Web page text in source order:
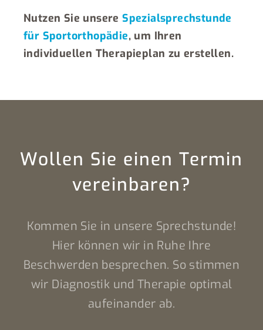
Nutzen Sie unsereSpezialsprechstunde
für Sportorthopädie, um Ihren
individuellen Therapieplan zu erstellen.
Wollen Sie einen Termin
vereinbaren?
Kommen Sie in unsere Sprechstunde!
Hier können wir in Ruhe Ihre
Beschwerden besprechen. So stimmen
wir Diagnostik und Therapie optimal
aufeinander ab.